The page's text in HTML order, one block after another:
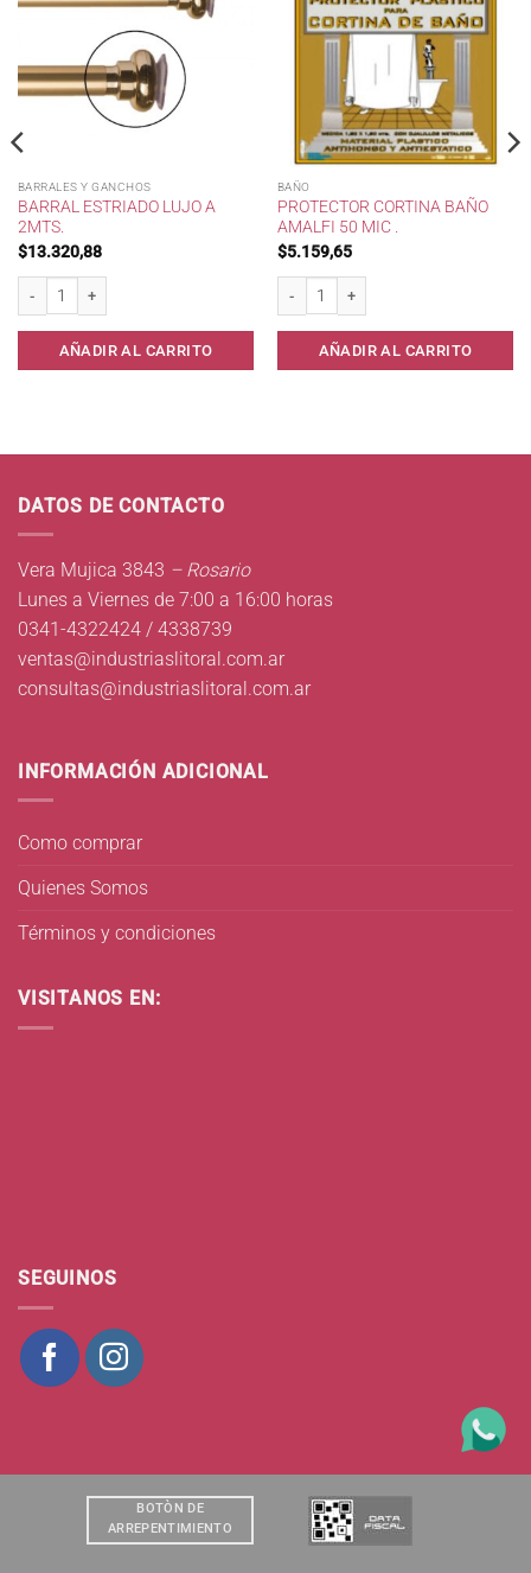
BARRALES Y GANCHOS
BARRAL ESTRIADO LUJO A
2MTS.
$13.320,88
Barral Estriado Lujo a 2mts. cantidad
AÑADIR AL CARRITO
BAÑO
PROTECTOR CORTINA BAÑO
AMALFI 50 MIC .
$5.159,65
Protector Cortina Baño Amalfi 50 mic .
AÑADIR AL CARRITO
cantidad
DATOS DE CONTACTO
Vera Mujica 3843 – Rosario
Lunes a Viernes de 7:00 a 16:00 horas
0341-4322424 / 4338739
ventas@industriaslitoral.com.ar
consultas@industriaslitoral.com.ar
INFORMACIÓN ADICIONAL
Como comprar
Quienes Somos
Términos y condiciones
VISITANOS EN:
SEGUINOS
BOTÒN DE
ARREPENTIMIENTO